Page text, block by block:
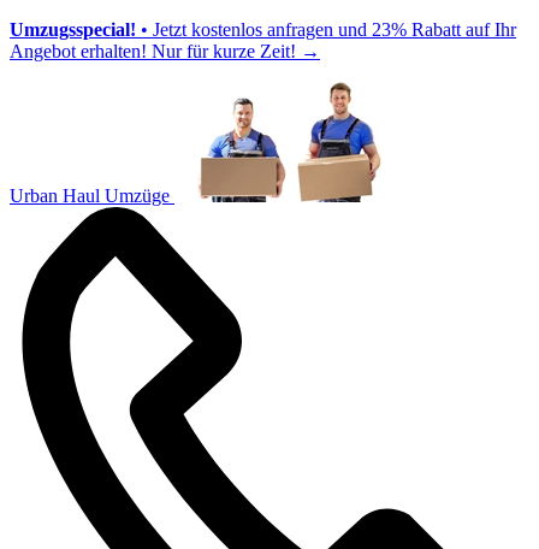
Umzugsspecial! • Jetzt kostenlos anfragen und 23% Rabatt auf Ihr
Angebot erhalten! Nur für kurze Zeit! →
Urban Haul Umzüge